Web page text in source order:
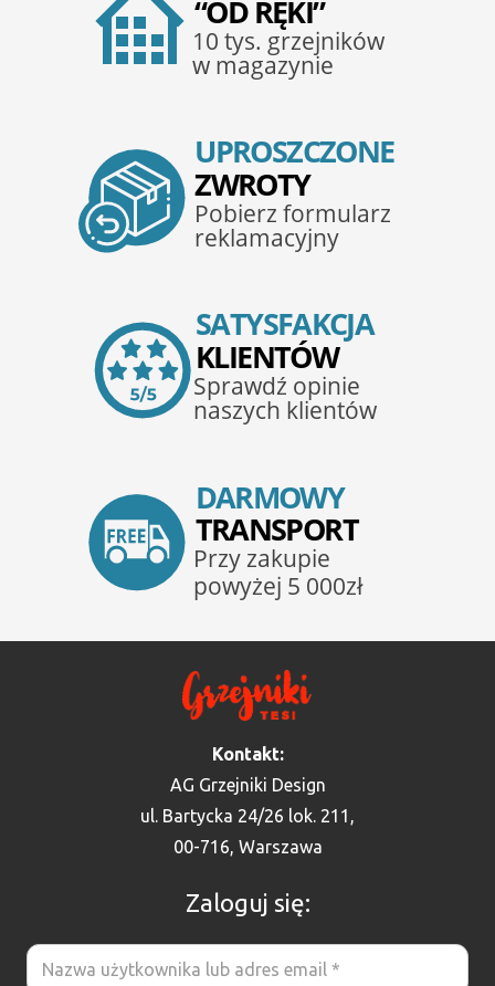
Kontakt:
AG Grzejniki Design
ul. Bartycka 24/26 lok. 211,
00-716, Warszawa
Zaloguj się: